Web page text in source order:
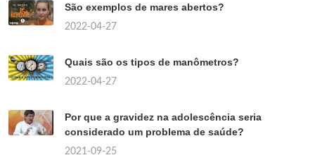
São exemplos de mares abertos?
2022-04-27
Quais são os tipos de manômetros?
2022-04-27
Por que a gravidez na adolescência seria
considerado um problema de saúde?
2021-09-25